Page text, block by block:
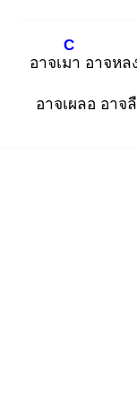
อาจเมา
C
อาจหล
อาจเผลอ อาจ